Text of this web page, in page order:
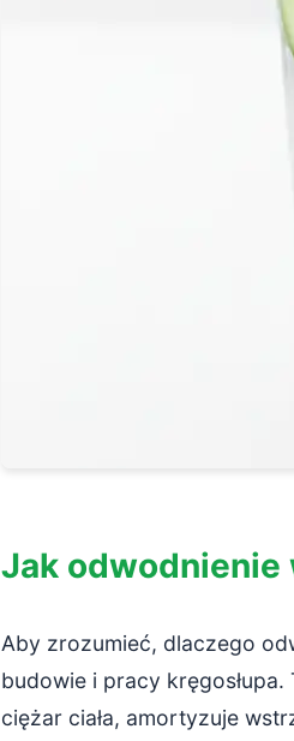
Jak odwodnienie
Aby zrozumieć, dlaczego
budowie i pracy
ciężar ciała, amortyzuje